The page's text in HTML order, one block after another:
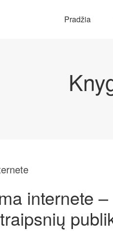
Pradžia
internete